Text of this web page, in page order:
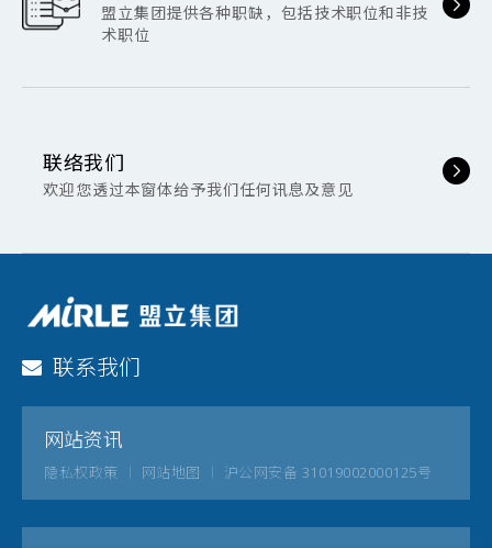
盟立集团提供各种职缺，包括技术职位和非技
术职位
联络我们
欢迎您透过本窗体给予我们任何讯息及意见
联系我们
网站资讯
隐私权政策 网站地图 沪公网安备 31019002000125号